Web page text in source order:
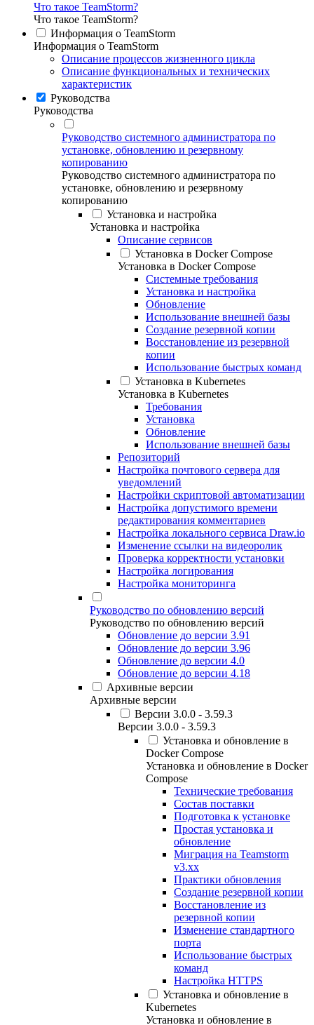
Что такое TeamStorm?
Что такое TeamStorm?
Информация о TeamStorm
Информация о TeamStorm
Описание процессов жизненного цикла
Описание функциональных и технических
характеристик
Руководства
Руководства
Руководство системного администратора по
установке, обновлению и резервному
копированию
Руководство системного администратора по
установке, обновлению и резервному
копированию
Установка и настройка
Установка и настройка
Описание сервисов
Установка в Docker Compose
Установка в Docker Compose
Системные требования
Установка и настройка
Обновление
Использование внешней базы
Создание резервной копии
Восстановление из резервной
копии
Использование быстрых команд
Установка в Kubernetes
Установка в Kubernetes
Требования
Установка
Обновление
Использование внешней базы
Репозиторий
Настройка почтового сервера для
уведомлений
Настройки скриптовой автоматизации
Настройка допустимого времени
редактирования комментариев
Настройка локального сервиса Draw.io
Изменение ссылки на видеоролик
Проверка корректности установки
Настройка логирования
Настройка мониторинга
Руководство по обновлению версий
Руководство по обновлению версий
Обновление до версии 3.91
Обновление до версии 3.96
Обновление до версии 4.0
Обновление до версии 4.18
Архивные версии
Архивные версии
Версии 3.0.0 - 3.59.3
Версии 3.0.0 - 3.59.3
Установка и обновление в
Docker Compose
Установка и обновление в Docker
Compose
Технические требования
Состав поставки
Подготовка к установке
Простая установка и
обновление
Миграция на Teamstorm
v3.xx
Практики обновления
Создание резервной копии
Восстановление из
резервной копии
Изменение стандартного
порта
Использование быстрых
команд
Настройка HTTPS
Установка и обновление в
Kubernetes
Установка и обновление в